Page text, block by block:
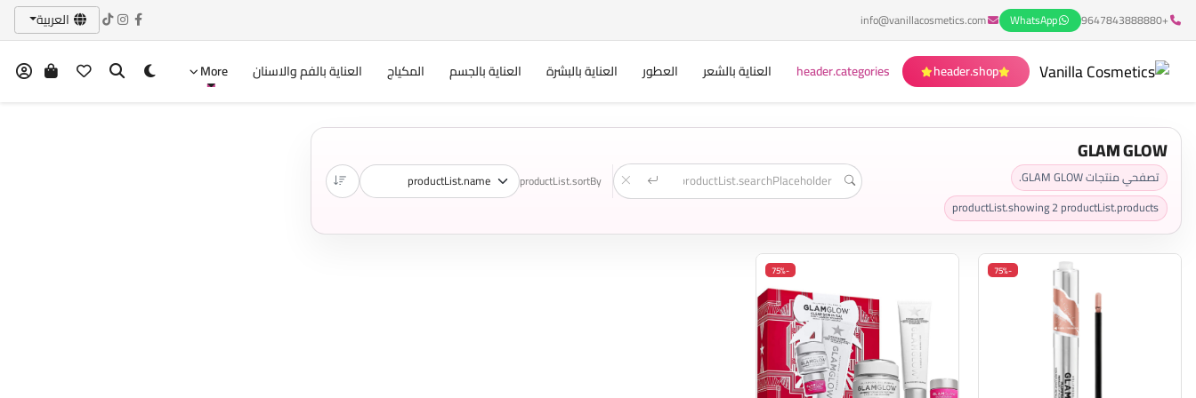
+9647843888880
WhatsApp
info@vanillacosmetics.com العربية
header.shop
header.categories العناية بالشعر العطور العناية بالبشرة العناية بالجسم المكياج العناية بالفم والاسنان More
GLAM GLOW
تصفحي منتجات GLAM GLOW.
productList.showing2productList.products
productList.sortBy
-75%
-75%